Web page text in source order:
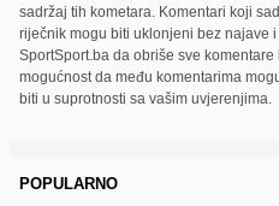
sadržaj tih kometara. Komentari koji
riječnik mogu biti uklonjeni bez najave
SportSport.ba da obriše sve
mogućnost da među komentarima
biti u suprotnosti sa vašim uvjerenjima.
POPULARNO